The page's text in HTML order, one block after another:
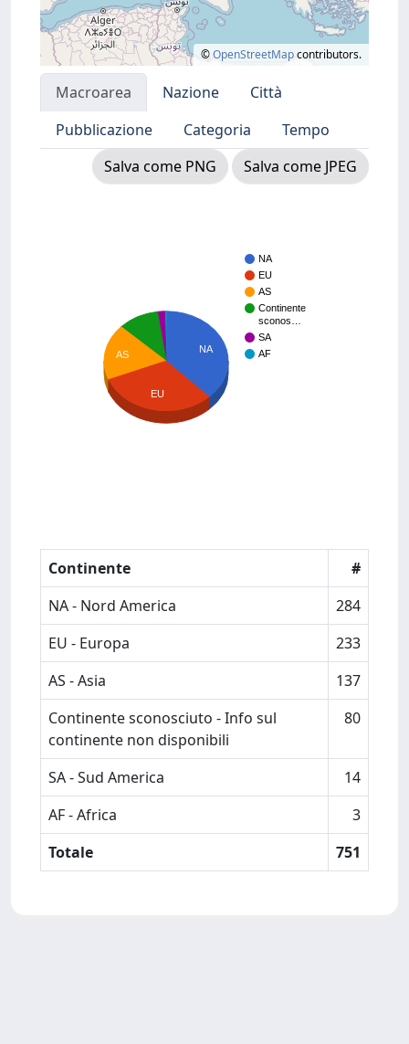
©OpenStreetMapcontributors.
Macroarea Nazione
Città
Pubblicazione
Categoria
Tempo
Salva come PNG
Salva come JPEG
NA
EU
AS
Continente
sconos…
SA
AF
NA
AS
EU
Continente
#
NA - Nord America
284
EU - Europa
233
AS - Asia
137
Continente sconosciuto - Info sul
continente non disponibili
80
SA - Sud America
14
AF - Africa
3
Totale
751